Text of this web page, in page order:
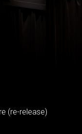
(re-release)